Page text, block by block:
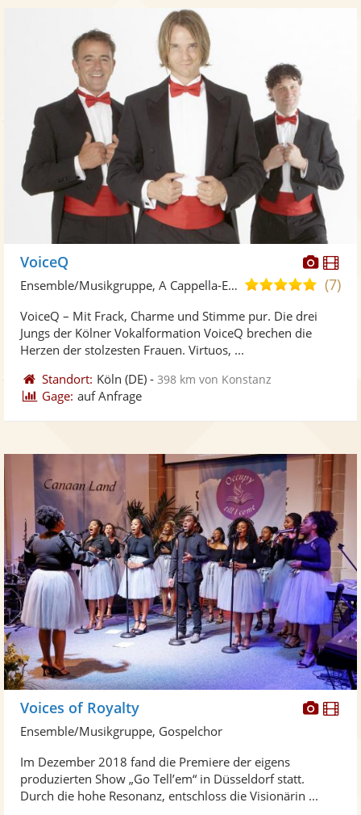
VoiceQ
4,9
5
(7)
Ensemble/Musikgruppe, A Cappella-Ensemble
VoiceQ – Mit Frack, Charme und Stimme pur. Die drei
Jungs der Kölner Vokalformation VoiceQ brechen die
Herzen der stolzesten Frauen. Virtuos, ...
Standort: Köln (DE) -398 km von Konstanz
Gage: auf Anfrage
Voices of Royalty
Ensemble/Musikgruppe, Gospelchor
Im Dezember 2018 fand die Premiere der eigens
produzierten Show „Go Tell’em“ in Düsseldorf statt.
Durch die hohe Resonanz, entschloss die Visionärin ...